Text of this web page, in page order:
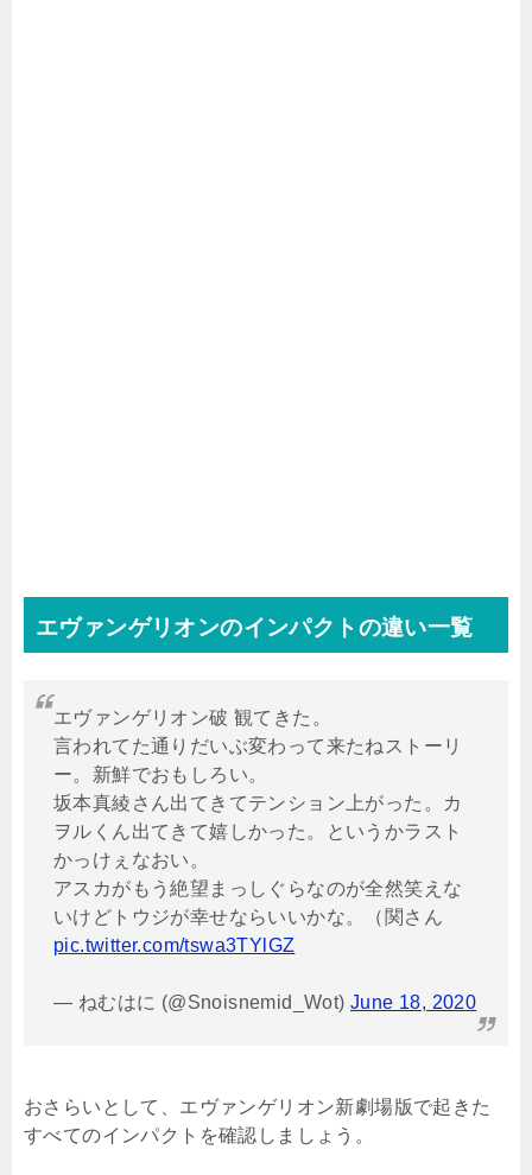
エヴァンゲリオンのインパクトの違い一覧
エヴァンゲリオン破 観てきた。
言われてた通りだいぶ変わって来たねストーリ
ー。新鮮でおもしろい。
坂本真綾さん出てきてテンション上がった。カ
ヲルくん出てきて嬉しかった。というかラスト
かっけぇなおい。
アスカがもう絶望まっしぐらなのが全然笑えな
いけどトウジが幸せならいいかな。（関さん
pic.twitter.com/tswa3TYlGZ
— ねむはに (@Snoisnemid_Wot)June 18, 2020
おさらいとして、エヴァンゲリオン新劇場版で起きた
すべてのインパクトを確認しましょう。